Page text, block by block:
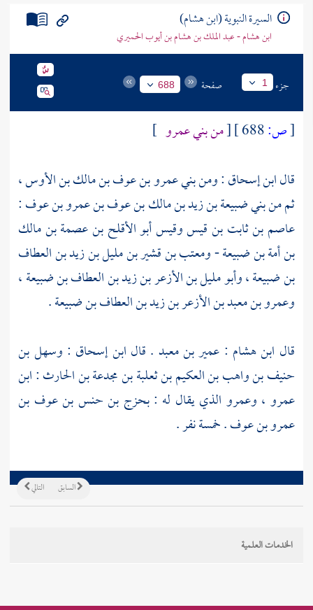
السيرة النبوية (ابن هشام)
ابن هشام - عبد الملك بن هشام بن أيوب الحميري
جزء 1 صفحة 688
[ص: [منبني عمرو ]
قالابن إسحاق: ومنبني عمرو بن عوف بن مالك بن الأوس،
ثم منبني ضبيعة بن زيد بن مالك بن عوف بن عمرو بن عوف:
عاصم بن ثابت بن قيسوقيس أبو الأقلح بن عصمة بن مالك
بن أمة بن ضبيعة-ومعتب بن قشير بن مليل بن زيد بن العطاف
بن ضبيعة،وأبو مليل بن الأزعر بن زيد بن العطاف بن ضبيعة،
وعمرو بن معبد بن الأزعر بن زيد بن العطاف بن ضبيعة.
قال ابن هشام : عمير بن معبد . قال ابن إسحاق : وسهل بن
حنيف بن واهب بن العكيم بن ثعلبة بن مجدعة بن الحارث : ابن
عمرو ، وعمرو الذي يقال له : بحزج بن حنس بن عوف بن
عمرو بن عوف. خمسة نفر .
التالي السابق
الخدمات العلمية